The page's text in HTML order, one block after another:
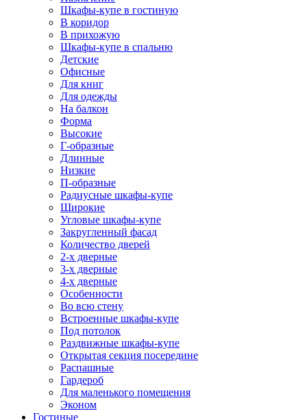
Шкафы-купе в гостиную
В коридор
В прихожую
Шкафы-купе в спальню
Детские
Офисные
Для книг
Для одежды
На балкон
Форма
Высокие
Г-образные
Длинные
Низкие
П-образные
Радиусные шкафы-купе
Широкие
Угловые шкафы-купе
Закругленный фасад
Количество дверей
2-х дверные
3-х дверные
4-х дверные
Особенности
Во всю стену
Встроенные шкафы-купе
Под потолок
Раздвижные шкафы-купе
Открытая секция посередине
Распашные
Гардероб
Для маленького помещения
Эконом
Гостиные